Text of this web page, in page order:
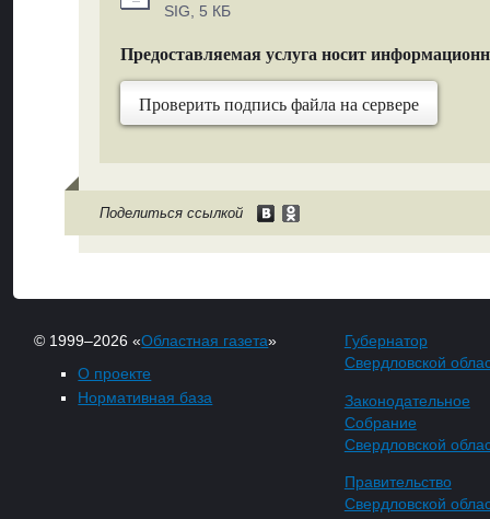
SIG, 5 КБ
Предоставляемая услуга носит
Проверить подпись файла на сервере
Поделиться ссылкой
© 1999–2026 «Областная газета»
О проекте
Нормативная база
Губернатор
Свердловской
Законодательное
Собрание
Свердловской
Правительство
Свердловской